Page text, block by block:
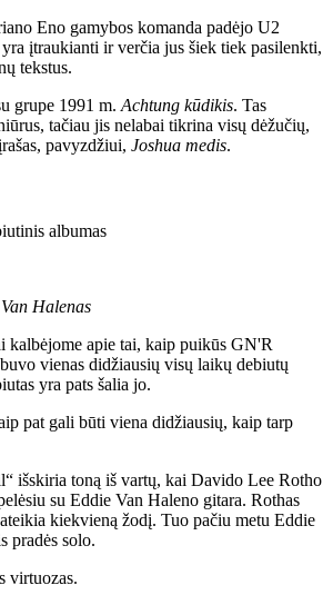
Eno gamybos komanda padėjo U2
įtraukianti ir verčia jus šiek tiek pasilenkti,
tekstus.
grupe 1991 m. Achtung kūdikis. Tas
tačiau jis nelabai tikrina visų dėžučių,
pavyzdžiui, Joshua medis.
albumas
Van Halenas
kalbėjome apie tai, kaip puikūs GN'R
vienas didžiausių visų laikų debiutų
yra pats šalia jo.
pat gali būti viena didžiausių, kaip tarp
išskiria toną iš vartų, kai Davido Lee Rotho
su Eddie Van Haleno gitara. Rothas
kiekvieną žodį. Tuo pačiu metu Eddie
pradės solo.
virtuozas.